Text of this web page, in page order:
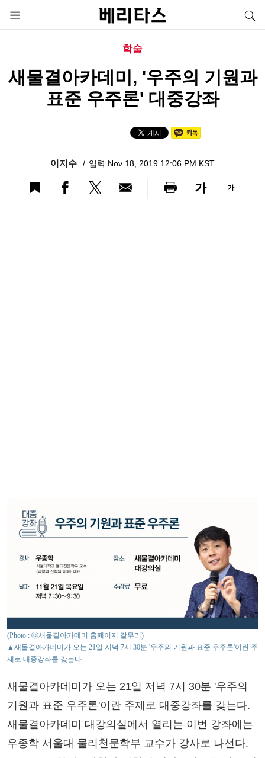
학술
새물결아카데미, '우주의 기원과
표준 우주론' 대중강좌
이지수 입력 Nov 18, 2019 12:06 PM KST
가 가
(Photo : ⓒ새물결아카데미 홈페이지 갈무리)
▲새물결아카데미가 오는 21일 저녁 7시 30분 '우주의 기원과 표준 우주론'이란 주
제로 대중강좌를 갖는다.
새물결아카데미가 오는 21일 저녁 7시 30분 '우주의
기원과 표준 우주론'이란 주제로 대중강좌를 갖는다.
새물결아카데미 대강의실에서 열리는 이번 강좌에는
우종학 서울대 물리천문학부 교수가 강사로 나선다.